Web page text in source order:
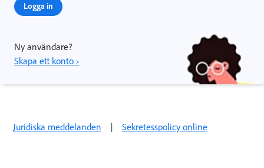
Logga in
Ny användare?
Skapa ett konto ›
Juridiska meddelanden | Sekretesspolicy online